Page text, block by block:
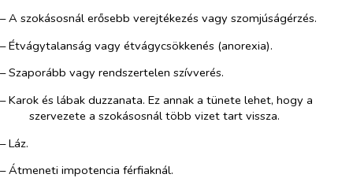
– A szokásosnál erősebb verejtékezés vagy szomjúságérzés.
– Étvágytalanság vagy étvágycsökkenés (anorexia).
– Szaporább vagy rendszertelen szívverés.
– Karok és lábak duzzanata. Ez annak a tünete lehet, hogy a
szervezete a szokásosnál több vizet tart vissza.
– Láz.
– Átmeneti impotencia férfiaknál.